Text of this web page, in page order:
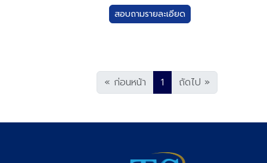
สอบถามรายละเอียด
« ก่อนหน้า 1 ถัดไป »